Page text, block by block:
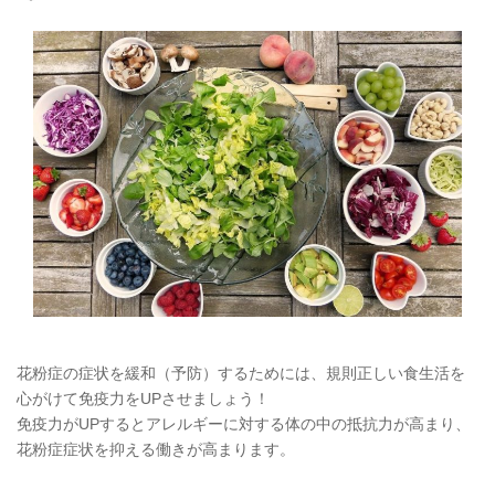
花粉症の症状を緩和（予防）するためには、規則正しい食生活を
心がけて免疫力をUPさせましょう！
免疫力がUPするとアレルギーに対する体の中の抵抗力が高まり、
花粉症症状を抑える働きが高まります。